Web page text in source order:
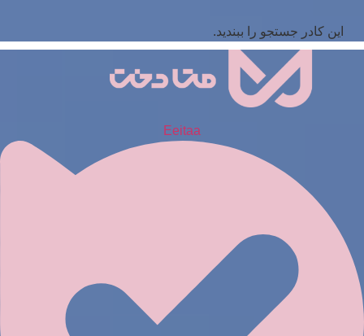
این کادر جستجو را ببندید.
Eeitaa